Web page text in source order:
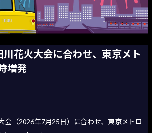
川花火大会に合わせ、東京メト
増発
会（2026年7月25日）に合わせ、東京メトロ